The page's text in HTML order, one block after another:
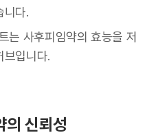
니다.
는 사후피임약의 효능을 저
브입니다.
의 신뢰성